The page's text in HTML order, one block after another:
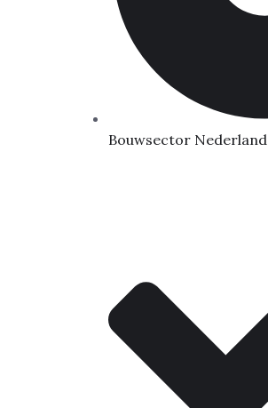
Bouwsector Nederland